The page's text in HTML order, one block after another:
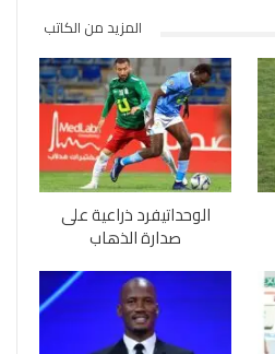
المزيد من الكاتب
الوحداتيفرد ذراعية على
صدارة الذهاب